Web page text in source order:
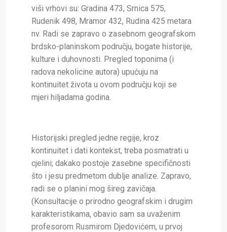
viši vrhovi su: Gradina 473, Srnica 575,
Rudenik 498, Mramor 432, Rudina 425 metara
nv. Radi se zapravo o zasebnom geografskom
brdsko-planinskom području, bogate historije,
kulture i duhovnosti. Pregled toponima (i
radova nekolicine autora) upućuju na
kontinuitet života u ovom području koji se
mjeri hiljadama godina.
Historijski pregled jedne regije, kroz
kontinuitet i dati kontekst, treba posmatrati u
cjelini; dakako postoje zasebne specifičnosti
što i jesu predmetom dublje analize. Zapravo,
radi se o planini mog šireg zavičaja.
(Konsultacije o prirodno geografskim i drugim
karakteristikama, obavio sam sa uvaženim
profesorom Rusmirom Djedovićem, u prvoj